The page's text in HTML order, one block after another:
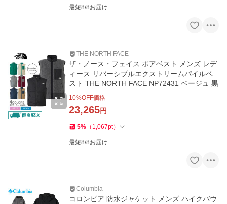
最短8/8お届け
THE NORTH FACE
ザ・ノース・フェイス ボアベスト メンズ レデ
ィース リバーシブルエクストリームパイルベ
スト THE NORTH FACE NP72431 ベージュ 黒
10%OFF価格
23,265円
5% （ 1,067pt）
最短8/8お届け
Columbia
コロンビア 防水ジャケット メンズ ハイクバウ